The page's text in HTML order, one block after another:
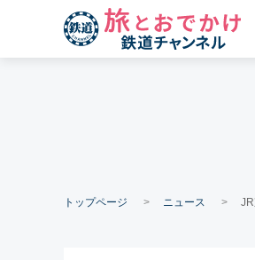
トップページ ニュース